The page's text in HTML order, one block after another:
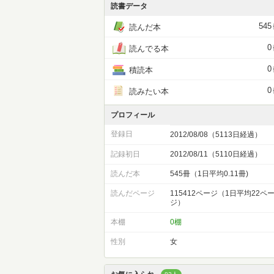
読書データ
読んだ本 545
読んでる本 0
積読本 0
読みたい本 0
プロフィール
登録日 2012/08/08（5113日経過）
記録初日 2012/08/11（5110日経過）
読んだ本 545冊（1日平均0.11冊)
読んだページ
115412ページ（1日平均22ペー
ジ）
本棚 0棚
性別 女